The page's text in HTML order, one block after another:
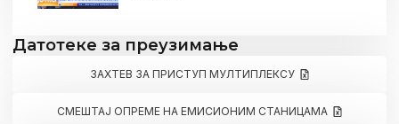
Датотеке за преузимање
ЗАХТЕВ ЗА ПРИСТУП МУЛТИПЛЕКСУ
СМЕШТАЈ ОПРЕМЕ НА ЕМИСИОНИМ СТАНИЦАМА